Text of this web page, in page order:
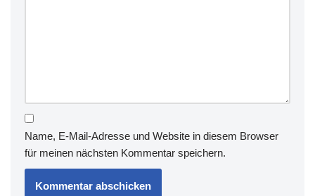
Name, E-Mail-Adresse und Website in diesem Browser
für meinen nächsten Kommentar speichern.